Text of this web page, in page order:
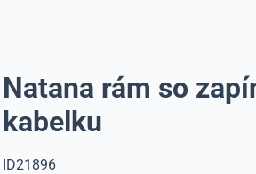
Natana rám so
kabelku
ID21896